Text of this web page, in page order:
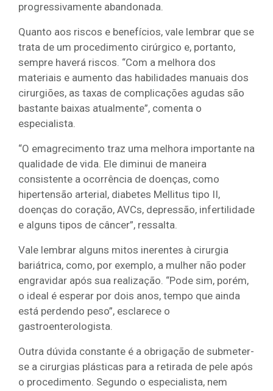
progressivamente abandonada.
Quanto aos riscos e benefícios, vale lembrar que se
trata de um procedimento cirúrgico e, portanto,
sempre haverá riscos. “Com a melhora dos
materiais e aumento das habilidades manuais dos
cirurgiões, as taxas de complicações agudas são
bastante baixas atualmente”, comenta o
especialista.
“O emagrecimento traz uma melhora importante na
qualidade de vida. Ele diminui de maneira
consistente a ocorrência de doenças, como
hipertensão arterial, diabetes Mellitus tipo II,
doenças do coração, AVCs, depressão, infertilidade
e alguns tipos de câncer”, ressalta.
Vale lembrar alguns mitos inerentes à cirurgia
bariátrica, como, por exemplo, a mulher não poder
engravidar após sua realização. “Pode sim, porém,
o ideal é esperar por dois anos, tempo que ainda
está perdendo peso”, esclarece o
gastroenterologista.
Outra dúvida constante é a obrigação de submeter-
se a cirurgias plásticas para a retirada de pele após
o procedimento. Segundo o especialista, nem